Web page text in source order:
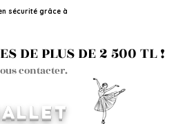
sécurité grâce à
DE PLUS DE 2 500 TL !
contacter.